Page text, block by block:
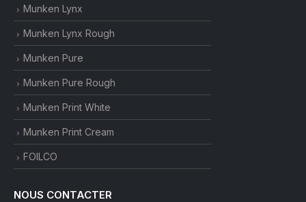
Munken Lynx
Munken Lynx Rough
Munken Pure
Munken Pure Rough
Munken Print White
Munken Print Cream
FOILCO
NOUS CONTACTER